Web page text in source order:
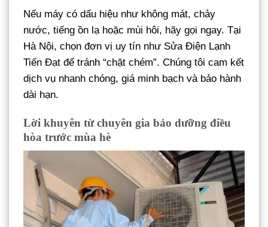
Nếu máy có dấu hiệu như không mát, chảy
nước, tiếng ồn lạ hoặc mùi hôi, hãy gọi ngay. Tại
Hà Nội, chọn đơn vị uy tín như Sửa Điện Lạnh
Tiến Đạt để tránh “chặt chém”. Chúng tôi cam kết
dịch vụ nhanh chóng, giá minh bạch và bảo hành
dài hạn.
Lời khuyên từ chuyên gia bảo dưỡng điều
hòa trước mùa hè